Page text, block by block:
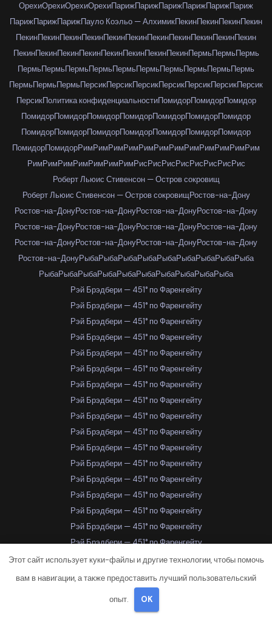
ОрехиОрехиОрехиОрехиПарижПарижПарижПарижПарижПариж
ПарижПарижПарижПауло Коэльо — АлхимикПекинПекинПекинПекин
ПекинПекинПекинПекинПекинПекинПекинПекинПекинПекинПекин
ПекинПекинПекинПекинПекинПекинПекинПекинПермьПермьПермь
ПермьПермьПермьПермьПермьПермьПермьПермьПермьПермь
ПермьПермьПермьПерсикПерсикПерсикПерсикПерсикПерсикПерсик
ПерсикПолитика конфиденциальностиПомидорПомидорПомидор
ПомидорПомидорПомидорПомидорПомидорПомидорПомидор
ПомидорПомидорПомидорПомидорПомидорПомидорПомидор
ПомидорПомидорРимРимРимРимРимРимРимРимРимРимРимРим
РимРимРимРимРимРимРимРисРисРисРисРисРисРисРис
Роберт Льюис Стивенсон — Остров сокровищ
Роберт Льюис Стивенсон — Остров сокровищРостов-на-Дону
Ростов-на-ДонуРостов-на-ДонуРостов-на-ДонуРостов-на-Дону
Ростов-на-ДонуРостов-на-ДонуРостов-на-ДонуРостов-на-Дону
Ростов-на-ДонуРостов-на-ДонуРостов-на-ДонуРостов-на-Дону
Ростов-на-ДонуРыбаРыбаРыбаРыбаРыбаРыбаРыбаРыбаРыба
РыбаРыбаРыбаРыбаРыбаРыбаРыбаРыбаРыбаРыба
Рэй Брэдбери — 451° по Фаренгейту
Рэй Брэдбери — 451° по Фаренгейту
Рэй Брэдбери — 451° по Фаренгейту
Рэй Брэдбери — 451° по Фаренгейту
Рэй Брэдбери — 451° по Фаренгейту
Рэй Брэдбери — 451° по Фаренгейту
Рэй Брэдбери — 451° по Фаренгейту
Рэй Брэдбери — 451° по Фаренгейту
Рэй Брэдбери — 451° по Фаренгейту
Рэй Брэдбери — 451° по Фаренгейту
Рэй Брэдбери — 451° по Фаренгейту
Рэй Брэдбери — 451° по Фаренгейту
Рэй Брэдбери — 451° по Фаренгейту
Рэй Брэдбери — 451° по Фаренгейту
Рэй Брэдбери — 451° по Фаренгейту
Рэй Брэдбери — 451° по Фаренгейту
Рэй Брэдбери — 451° по Фаренгейту
Рэй Брэдбери — 451° по Фаренгейту
Рэй Брэдбери — 451° по Фаренгейту
Рэй Брэдбери — 451° по Фаренгейту
Рэй Брэдбери — 451° по Фаренгейту
Этот сайт использует куки-файлы и другие технологии, чтобы помочь
вам в навигации, а также предоставить лучший пользовательский
опыт. OK